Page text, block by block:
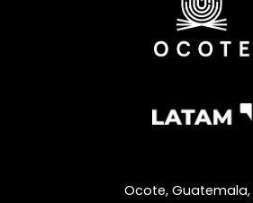
Ocote, Guatemala,